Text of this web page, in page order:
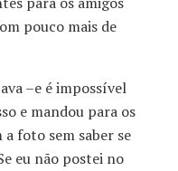
pouco mais de
–e é impossível
e mandou para os
foto sem saber se
eu não postei no